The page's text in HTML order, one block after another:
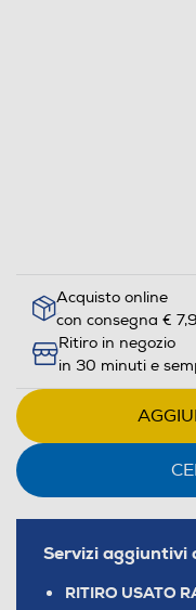
Acquisto online
con consegna €
Ritiro in negozio
in 30 minuti e
Servizi aggiuntivi
RITIRO USATO